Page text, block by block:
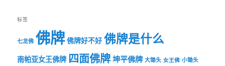
标签
七龙佛 佛牌 佛牌好不好 佛牌是什么
南帕亚女王佛牌 四面佛牌坤平佛牌 大锄头 女王佛 小锄头